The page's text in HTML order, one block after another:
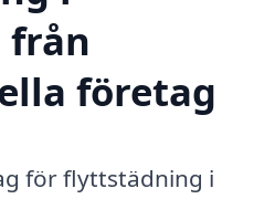
från
företag
för flyttstädning i